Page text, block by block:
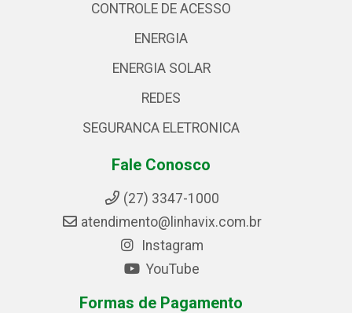
CONTROLE DE ACESSO
ENERGIA
ENERGIA SOLAR
REDES
SEGURANCA ELETRONICA
Fale Conosco
(27) 3347-1000
atendimento@linhavix.com.br
Instagram
YouTube
Formas de Pagamento